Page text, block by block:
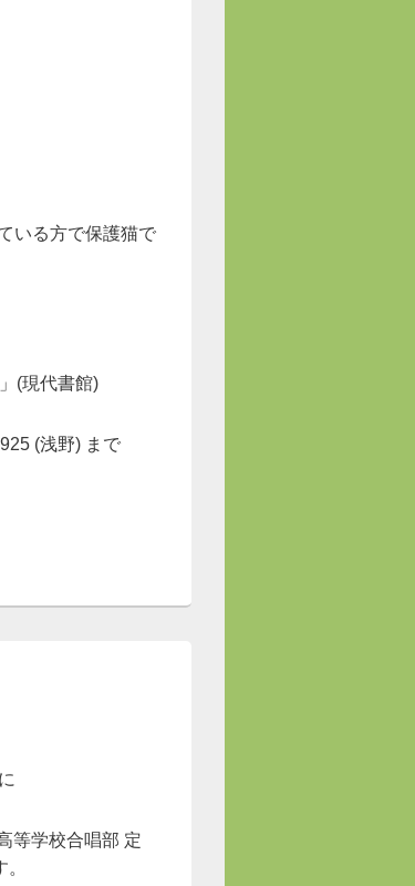
いる方で保護猫で
(現代書館)
(浅野) まで
等学校合唱部 定